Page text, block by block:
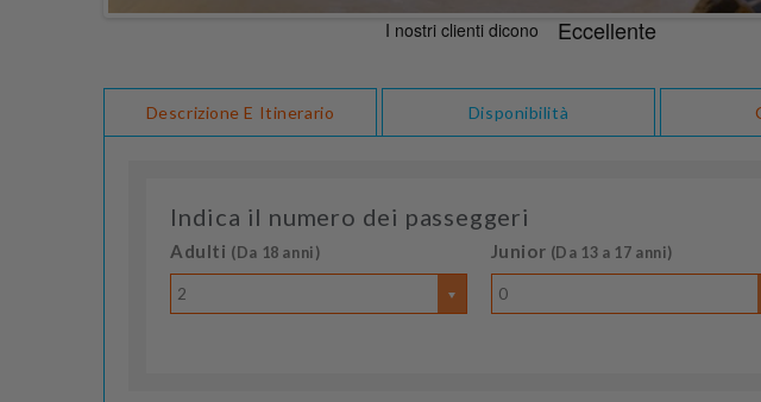
Descrizione E Itinerario Disponibilità
Indica il numero dei passeggeri
Adulti (Da 18 anni)
2
Junior (Da 13 a 17 anni)
0